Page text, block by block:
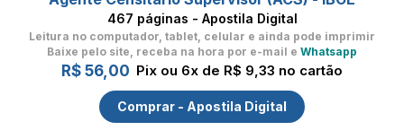
467 páginas - Apostila Digital
Leitura no computador, tablet, celular e ainda pode imprimir
Baixe pelo site, receba na hora por e-mail e Whatsapp
R$ 56,00 Pix ou 6x de R$ 9,33 no cartão
Comprar - Apostila Digital